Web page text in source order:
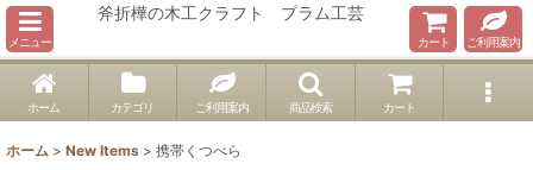
メニュー
斧折樺の木工クラフト プラム工芸
カート ご利用案内
ホーム カテゴリ ご利用案内 商品検索 カート
ホーム > New Items > 携帯くつべら